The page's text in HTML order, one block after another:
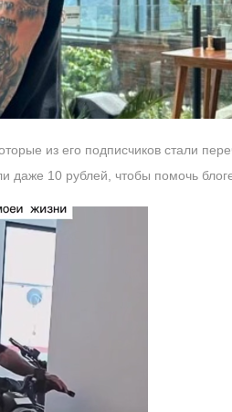
из его подписчиков стали
10 рублей, чтобы помочь